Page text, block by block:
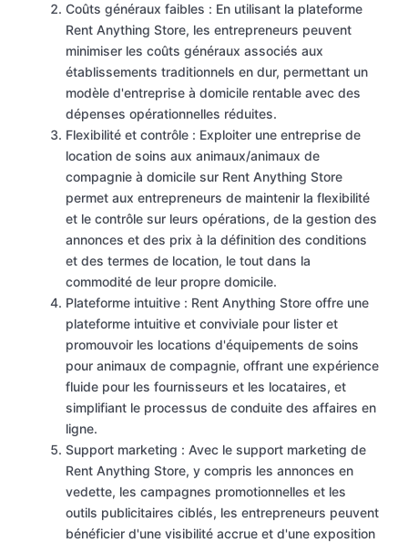
Coûts généraux faibles : En utilisant la plateforme
Rent Anything Store, les entrepreneurs peuvent
minimiser les coûts généraux associés aux
établissements traditionnels en dur, permettant un
modèle d'entreprise à domicile rentable avec des
dépenses opérationnelles réduites.
Flexibilité et contrôle : Exploiter une entreprise de
location de soins aux animaux/animaux de
compagnie à domicile sur Rent Anything Store
permet aux entrepreneurs de maintenir la flexibilité
et le contrôle sur leurs opérations, de la gestion des
annonces et des prix à la définition des conditions
et des termes de location, le tout dans la
commodité de leur propre domicile.
Plateforme intuitive : Rent Anything Store offre une
plateforme intuitive et conviviale pour lister et
promouvoir les locations d'équipements de soins
pour animaux de compagnie, offrant une expérience
fluide pour les fournisseurs et les locataires, et
simplifiant le processus de conduite des affaires en
ligne.
Support marketing : Avec le support marketing de
Rent Anything Store, y compris les annonces en
vedette, les campagnes promotionnelles et les
outils publicitaires ciblés, les entrepreneurs peuvent
bénéficier d'une visibilité accrue et d'une exposition